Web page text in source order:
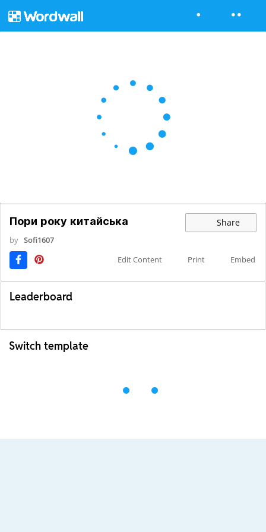
Пори року китайська Share
by Sofi1607
Edit Content
Print Embed
Leaderboard
Switch template